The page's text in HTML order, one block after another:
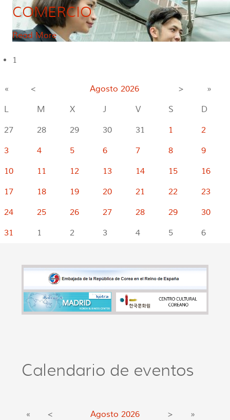
COMERCIO
Read More
1
« < Agosto 2026 >
»
L
M X J V S
D
27
28 29 30 31 1
2
3
4 5 6 7 8
9
10
11 12 13 14 15
16
17
18 19 20 21 22
23
24
25 26 27 28 29
30
31
1 2 3 4 5 6
Calendario de eventos
« < Agosto 2026 >
»